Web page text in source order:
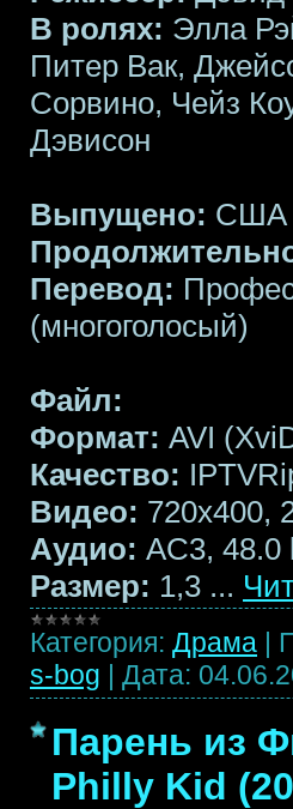
В ролях: Элла
Питер Вак,
Сорвино, Чейз
Дэвисон
Выпущено: США
Перевод:
(многоголосый)
Файл:
Формат: AVI
Качество:
Bидео: 720x400,
Aудио: AC3, 48.0
Размер: 1,3 ...
Категория: Драма |
s-bog | Дата:
Парень из
Philly Kid